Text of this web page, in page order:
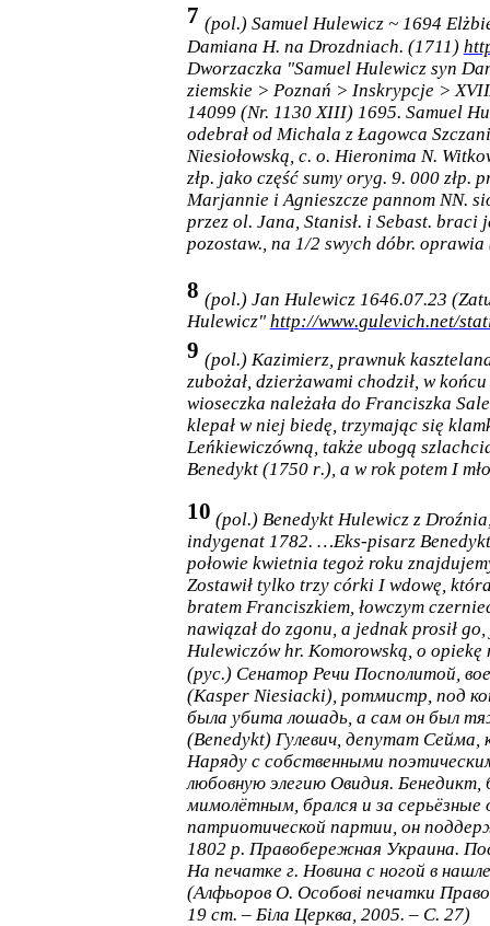
7 (pol.) SamuelHulewicz ~ 1694
Damiana H. na Drozdniach. (1711)
Dworzaczka "Samuel Hulewicz syn
ziemskie > Poznań > Inskrypcje >
14099 (Nr. 1130 XIII) 1695. Samuel
odebrał od Michala z Łagowca
Niesiołowską, c. o. Hieronima N.
złp. jako część sumy oryg. 9. 000
Marjannie i Agnieszcze pannom NN.
przez ol. Jana, Stanisł. i Sebast.
pozostaw., na 1/2 swych dóbr.
8 (pol.) Jan Hulewicz 1646.07.23
Hulewicz" http://www.gulevich.net/
9 (pol.) Kazimierz, prawnuk
zubożał, dzierżawami chodził, w końcu
wioseczka należała do Franciszka
klepał w niej biedę, trzymając się
Leńkiewiczówną, także ubogą
Benedykt(1750 r.), a w rok potem I mł
10 (pol.) BenedyktHulewicz z
indygenat 1782. …Eks-pisarz
połowie kwietnia tegoż roku
Zostawił tylko trzy córki I wdowę,
bratem Franciszkiem, łowczym
nawiązał do zgonu, a jednak prosił
Hulewiczów hr. Komorowską, o opiekę
(рус.) Сенатор Речи Посполитой,
(Kasper Niesiacki), ротмистр, под
была убита лошадь, а сам он был
(Benedykt) Гулевич, депутат Сейма,
Наряду с собственными
любовную элегию Овидия. Бенедикт,
мимолётным, брался и за
патриотической партии, он
1802 р. Правобережная Украина.
На печатке г. Новина с ногой в
(Алфьоров О. Особові печатки
19 ст. – Біла Церква, 2005. – С. 27)